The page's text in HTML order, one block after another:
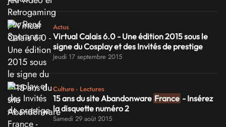
Actus
Virtual Calais 6.0 - Une édition 2015 sous le
signe du Cosplay et des Invités de prestige
Jeudi 17 septembre 2015
Culture - Lectures
15 ans du site Abandonware France - Insérez
la disquette numéro 2
Samedi 29 août 2015